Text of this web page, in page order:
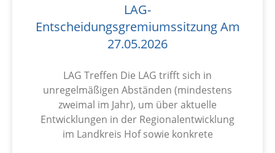
LAG-
Entscheidungsgremiumssitzung Am
27.05.2026
LAG Treffen Die LAG trifft sich in
unregelmäßigen Abständen (mindestens
zweimal im Jahr), um über aktuelle
Entwicklungen in der Regionalentwicklung
im Landkreis Hof sowie konkrete